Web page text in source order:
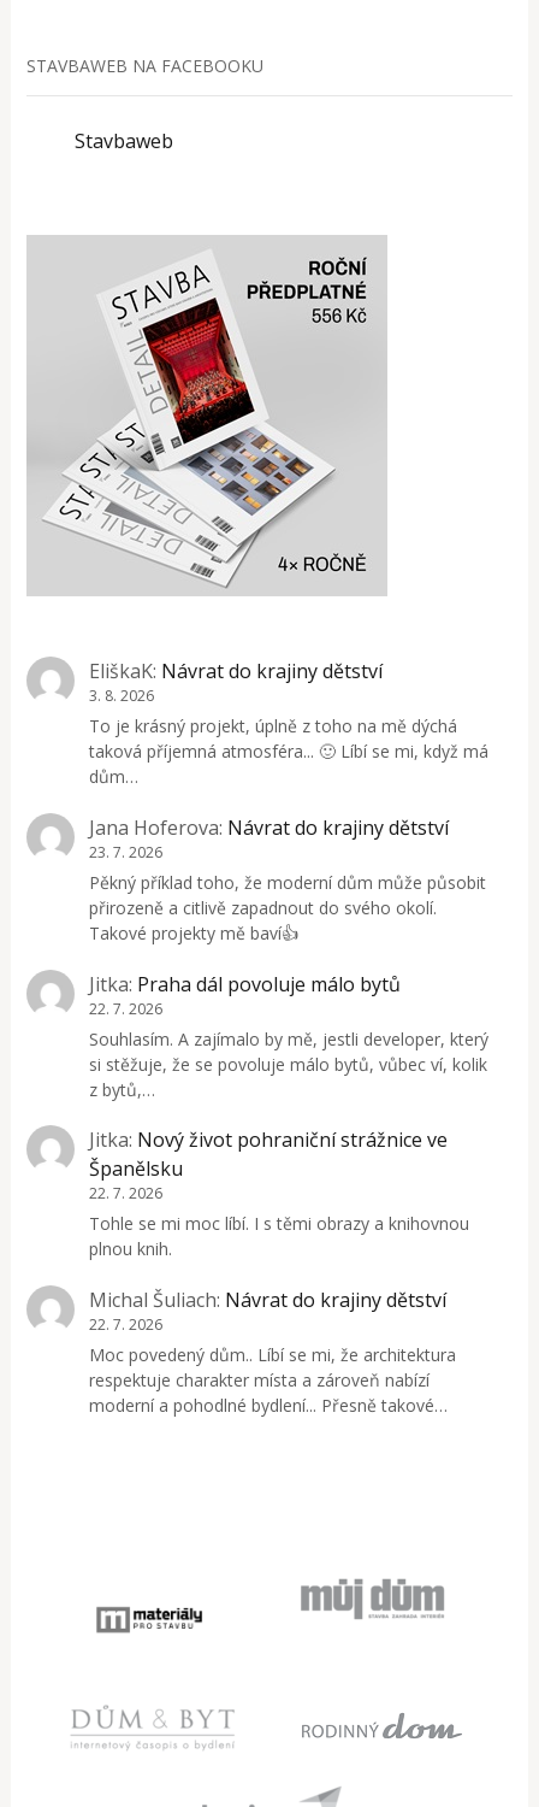
STAVBAWEB NA FACEBOOKU
Stavbaweb
EliškaK: Návrat do krajiny dětství
3. 8. 2026
To je krásný projekt, úplně z toho na mě dýchá
taková příjemná atmosféra... 🙂 Líbí se mi, když má
dům…
Jana Hoferova: Návrat do krajiny dětství
23. 7. 2026
Pěkný příklad toho, že moderní dům může působit
přirozeně a citlivě zapadnout do svého okolí.
Takové projekty mě baví👍
Jitka: Praha dál povoluje málo bytů
22. 7. 2026
Souhlasím. A zajímalo by mě, jestli developer, který
si stěžuje, že se povoluje málo bytů, vůbec ví, kolik
z bytů,…
Jitka: Nový život pohraniční strážnice ve
Španělsku
22. 7. 2026
Tohle se mi moc líbí. I s těmi obrazy a knihovnou
plnou knih.
Michal Šuliach: Návrat do krajiny dětství
22. 7. 2026
Moc povedený dům.. Líbí se mi, že architektura
respektuje charakter místa a zároveň nabízí
moderní a pohodlné bydlení... Přesně takové…